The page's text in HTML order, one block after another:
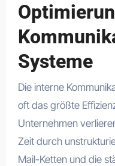
Systeme
Die interne
oft das größte
Unternehmen
Zeit durch
Mail-Ketten und die